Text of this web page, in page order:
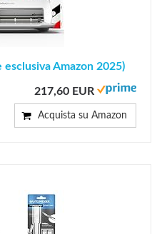
Amazon 2025)
217,60 EUR
Acquista su Amazon